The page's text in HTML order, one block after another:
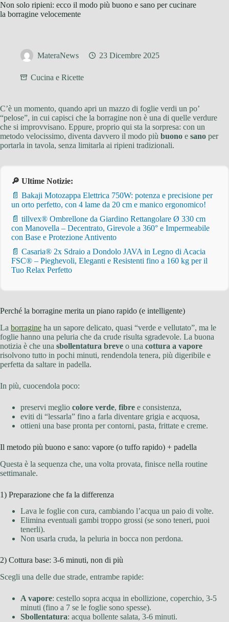
Non solo ripieni: ecco il modo più buono e sano per cucinare
la borragine velocemente
MateraNews 23 Dicembre 2025
Cucina e Ricette
C’è un momento, quando apri un mazzo di foglie verdi un po’
“pelose”, in cui capisci che la borragine non è una di quelle verdure
che si improvvisano. Eppure, proprio qui sta la sorpresa: con un
metodo velocissimo, diventa davvero il modo più buono e sano per
portarla in tavola, senza limitarla ai ripieni tradizionali.
🔎 Ultime Notizie:
📄 Bakaji Motozappa Elettrica 750W: potenza e precisione per
un orto perfetto, con 4 lame da 20 cm e manico ergonomico!
📄 tillvex® Ombrellone da Giardino Rettangolare Ø 330 cm
con Manovella – Decentrato, Girevole a 360° e Impermeabile
con Base e Protezione Antivento
📄 Casaria® 2x Sdraio a Dondolo JAVA in Legno di Acacia
FSC® – Pieghevoli, Eleganti e Resistenti fino a 160 kg per il
Tuo Relax Perfetto
Perché la borragine merita un piano rapido (e intelligente)
La borragine ha un sapore delicato, quasi “verde e vellutato”, ma le
foglie hanno una peluria che da crude risulta sgradevole. La buona
notizia è che una sbollentatura breve o una cottura a vapore
risolvono tutto in pochi minuti, rendendola tenera, più digeribile e
perfetta da saltare in padella.
In più, cuocendola poco:
preservi meglio colore verde, fibre e consistenza,
eviti di “lessarla” fino a farla diventare grigia e acquosa,
ottieni una base pronta per contorni, pasta, frittate e creme.
Il metodo più buono e sano: vapore (o tuffo rapido) + padella
Questa è la sequenza che, una volta provata, finisce nella routine
settimanale.
1) Preparazione che fa la differenza
Lava le foglie con cura, cambiando l’acqua un paio di volte.
Elimina eventuali gambi troppo grossi (se sono teneri, puoi
tenerli).
Non usarla cruda, la peluria in bocca non perdona.
2) Cottura base: 3-6 minuti, non di più
Scegli una delle due strade, entrambe rapide:
A vapore: cestello sopra acqua in ebollizione, coperchio, 3-5
minuti (fino a 7 se le foglie sono spesse).
Sbollentatura: acqua bollente salata, 3-6 minuti.